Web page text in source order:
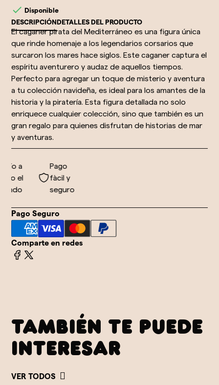
 Disponible
DESCRIPCIÓNDETALLES DEL PRODUCTO
El caganer pirata del Mediterráneo es una figura única
que rinde homenaje a los legendarios corsarios que
surcaron los mares hace siglos. Este caganer captura el
espíritu aventurero y audaz de aquellos tiempos.
Perfecto para agregar un toque de misterio y aventura
a tu colección navideña, es ideal para los amantes de la
historia y la piratería. Esta figura detallada no solo
enriquece cualquier colección, sino que también es un
gran regalo para quienes disfrutan de historias de mar
y aventuras.
a
el
Pago
fàcil y
seguro
Pago Seguro
Comparte en redes
TAMBIÉN TE PUEDE
INTERESAR
VER TODOS